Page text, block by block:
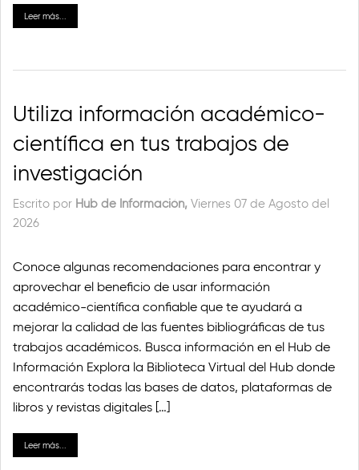
Leer más...
Utiliza información académico-
científica en tus trabajos de
investigación
Escrito por Hub de Información, Viernes 07 de Agosto del
2026
Conoce algunas recomendaciones para encontrar y
aprovechar el beneficio de usar información
académico-científica confiable que te ayudará a
mejorar la calidad de las fuentes bibliográficas de tus
trabajos académicos. Busca información en el Hub de
Información Explora la Biblioteca Virtual del Hub donde
encontrarás todas las bases de datos, plataformas de
libros y revistas digitales […]
Leer más...